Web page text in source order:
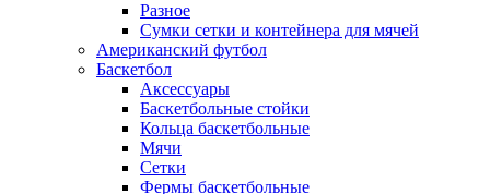
Разное
Сумки сетки и контейнера для мячей
Американский футбол
Баскетбол
Аксессуары
Баскетбольные стойки
Кольца баскетбольные
Мячи
Сетки
Фермы баскетбольные